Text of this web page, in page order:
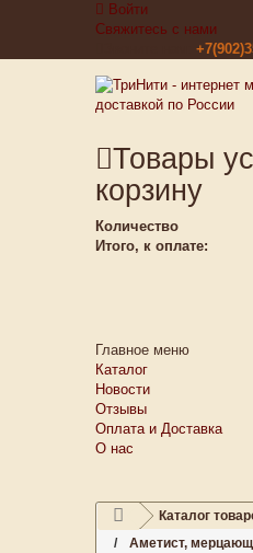
Войти
Свяжитесь с нами
Товары
корзину
Количество
Итого, к оплате:
Главное меню
Каталог
Новости
Отзывы
Оплата и Доставка
О нас
Каталог
Аметист,